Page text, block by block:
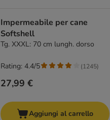
Impermeabile per cane
Softshell
Tg. XXXL: 70 cm lungh. dorso
27,99 €
Rating: 4.4/5 (1245)
Aggiungi al carrello